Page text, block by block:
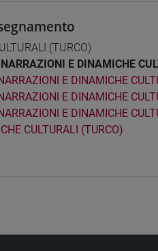
(TURCO)
E DINAMICHE
E DINAMICHE
E DINAMICHE
E DINAMICHE
CULTURALI (TURCO)